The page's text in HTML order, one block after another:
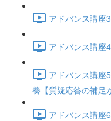
アドバンス講
アドバンス講
アドバンス講
養【質疑応答の補足
アドバンス講